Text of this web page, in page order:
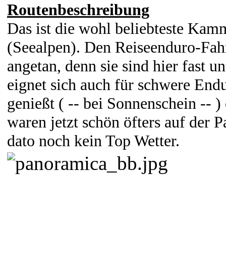
Routenbeschreibung
Das ist die wohl beliebteste
(Seealpen). Den Reiseenduro-
angetan, denn sie sind hier fast
eignet sich auch für schwere
genießt ( -- bei Sonnenschein --
waren jetzt schön öfters auf der
dato noch kein Top Wetter.